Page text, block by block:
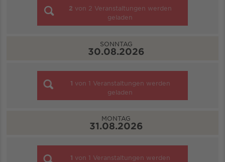
2 von 2 Veranstaltungen werden
geladen
SONNTAG
30.08.2026
1 von 1 Veranstaltungen werden
geladen
MONTAG
31.08.2026
1 von 1 Veranstaltungen werden